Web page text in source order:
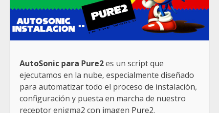
AutoSonic para Pure2es un script que
ejecutamos en la nube, especialmente diseñado
para automatizar todo el proceso de instalación,
configuración y puesta en marcha de nuestro
receptor enigma2 con imagen Pure2.